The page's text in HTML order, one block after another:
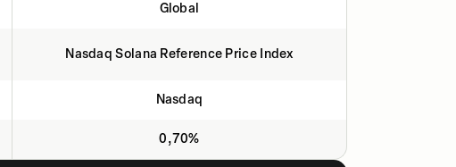
Global
Nasdaq Solana Reference Price Index
Nasdaq
0,70%